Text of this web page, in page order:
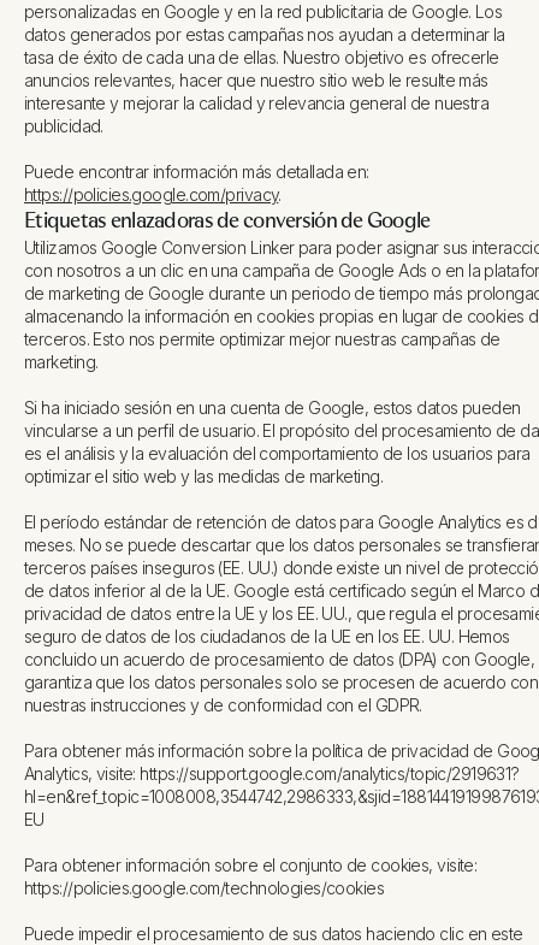
personalizadas en Google y en la red publicitaria de Google. Los
datos generados por estas campañas nos ayudan a determinar la
tasa de éxito de cada una de ellas. Nuestro objetivo es ofrecerle
anuncios relevantes, hacer que nuestro sitio web le resulte más
interesante y mejorar la calidad y relevancia general de nuestra
publicidad.
Puede encontrar información más detallada en:
https://policies.google.com/privacy.
Etiquetas enlazadoras de conversión de Google
Utilizamos Google Conversion Linker para poder asignar sus
con nosotros a un clic en una campaña de Google Ads o en la
de marketing de Google durante un periodo de tiempo más
almacenando la información en cookies propias en lugar de cookies
terceros. Esto nos permite optimizar mejor nuestras campañas de
marketing.
Si ha iniciado sesión en una cuenta de Google, estos datos pueden
vincularse a un perfil de usuario. El propósito del procesamiento de
es el análisis y la evaluación del comportamiento de los usuarios para
optimizar el sitio web y las medidas de marketing.
El período estándar de retención de datos para Google Analytics es
meses. No se puede descartar que los datos personales se
terceros países inseguros (EE. UU.) donde existe un nivel de
de datos inferior al de la UE. Google está certificado según el Marco
privacidad de datos entre la UE y los EE. UU., que regula el
seguro de datos de los ciudadanos de la UE en los EE. UU. Hemos
concluido un acuerdo de procesamiento de datos (DPA) con Google,
garantiza que los datos personales solo se procesen de acuerdo con
nuestras instrucciones y de conformidad con el GDPR.
Para obtener más información sobre la política de privacidad de
Analytics, visite: https://support.google.com/analytics/topic/2919631?
EU
Para obtener información sobre el conjunto de cookies, visite:
https://policies.google.com/technologies/cookies
Puede impedir el procesamiento de sus datos haciendo clic en este